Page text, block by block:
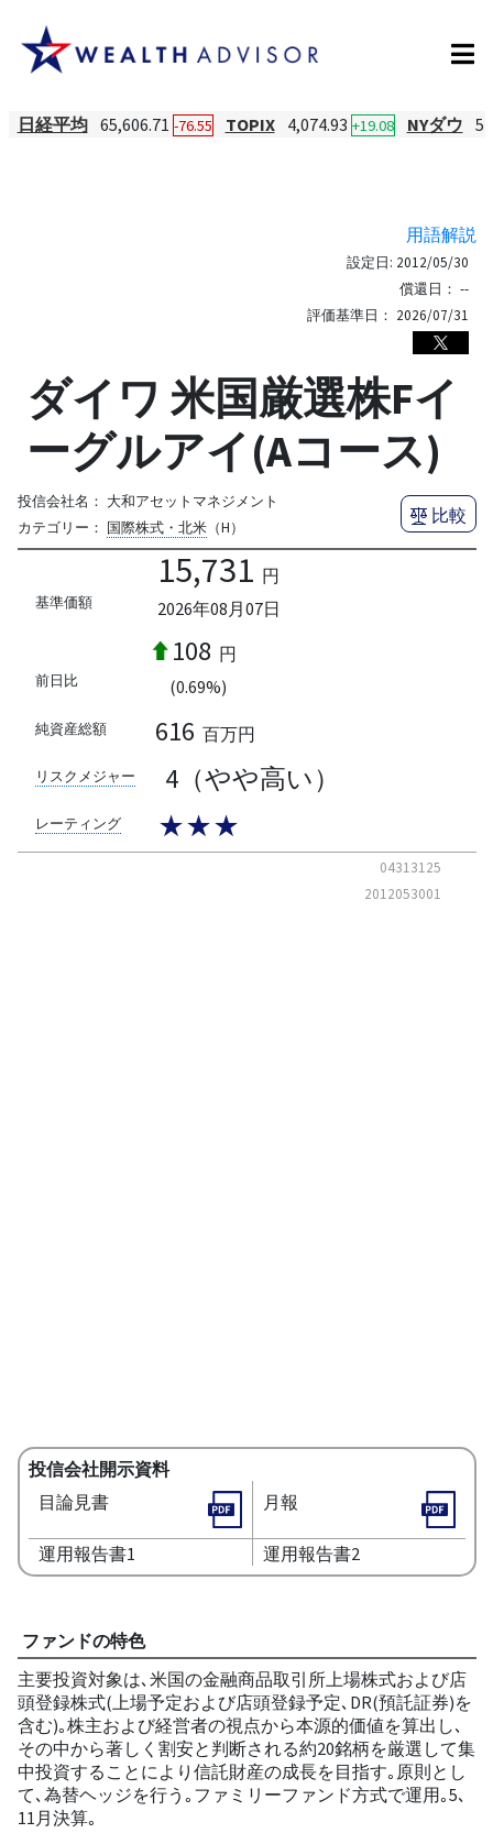
日経平均 65,606.71 -76.55 TOPIX 4,074.93 +19.08 NYダウ
用語解説
設定日: 2012/05/30
償還日： --
評価基準日： 2026/07/31
ダイワ 米国厳選株Fイ
ーグルアイ(Aコース)
投信会社名： 大和アセットマネジメント
カテゴリー： 国際株式・北米（H）
比較
基準価額
15,731 円
2026年08月07日
前日比
108 円
(0.69%)
純資産総額 616 百万円
リスクメジャー 4（やや高い）
レーティング ★★★
04313125
2012053001
投信会社開示資料
目論見書
月報
運用報告書1 運用報告書2
ファンドの特色
主要投資対象は､米国の金融商品取引所上場株式および店
頭登録株式(上場予定および店頭登録予定､DR(預託証券)を
含む)｡株主および経営者の視点から本源的価値を算出し､
その中から著しく割安と判断される約20銘柄を厳選して集
中投資することにより信託財産の成長を目指す｡原則とし
て､為替ヘッジを行う｡ファミリーファンド方式で運用｡5､
11月決算｡